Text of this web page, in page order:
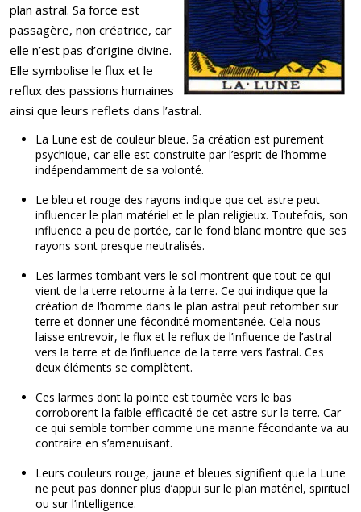
plan astral. Sa force est
passagère, non créatrice, car
elle n’est pas d’origine divine.
Elle symbolise le flux et le
reflux des passions humaines
ainsi que leurs reflets dans l’astral.
La Lune est de couleur bleue. Sa création est purement
psychique, car elle est construite par l’esprit de l’homme
indépendamment de sa volonté.
Le bleu et rouge des rayons indique que cet astre peut
influencer le plan matériel et le plan religieux. Toutefois, son
influence a peu de portée, car le fond blanc montre que ses
rayons sont presque neutralisés.
Les larmes tombant vers le sol montrent que tout ce qui
vient de la terre retourne à la terre. Ce qui indique que la
création de l’homme dans le plan astral peut retomber sur
terre et donner une fécondité momentanée. Cela nous
laisse entrevoir, le flux et le reflux de l’influence de l’astral
vers la terre et de l’influence de la terre vers l’astral. Ces
deux éléments se complètent.
Ces larmes dont la pointe est tournée vers le bas
corroborent la faible efficacité de cet astre sur la terre. Car
ce qui semble tomber comme une manne fécondante va au
contraire en s’amenuisant.
Leurs couleurs rouge, jaune et bleues signifient que la Lune
ne peut pas donner plus d’appui sur le plan matériel, spirituel
ou sur l’intelligence.